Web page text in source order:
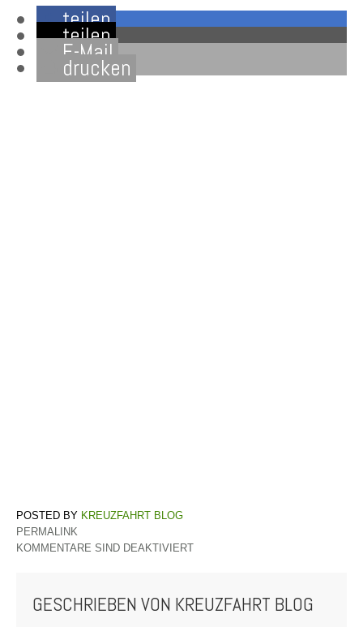
teilen
teilen
E-Mail
drucken
KREUZFAHRT BLOG
PERMALINK
KOMMENTARE SIND DEAKTIVIERT
GESCHRIEBEN VON KREUZFAHRT BLOG